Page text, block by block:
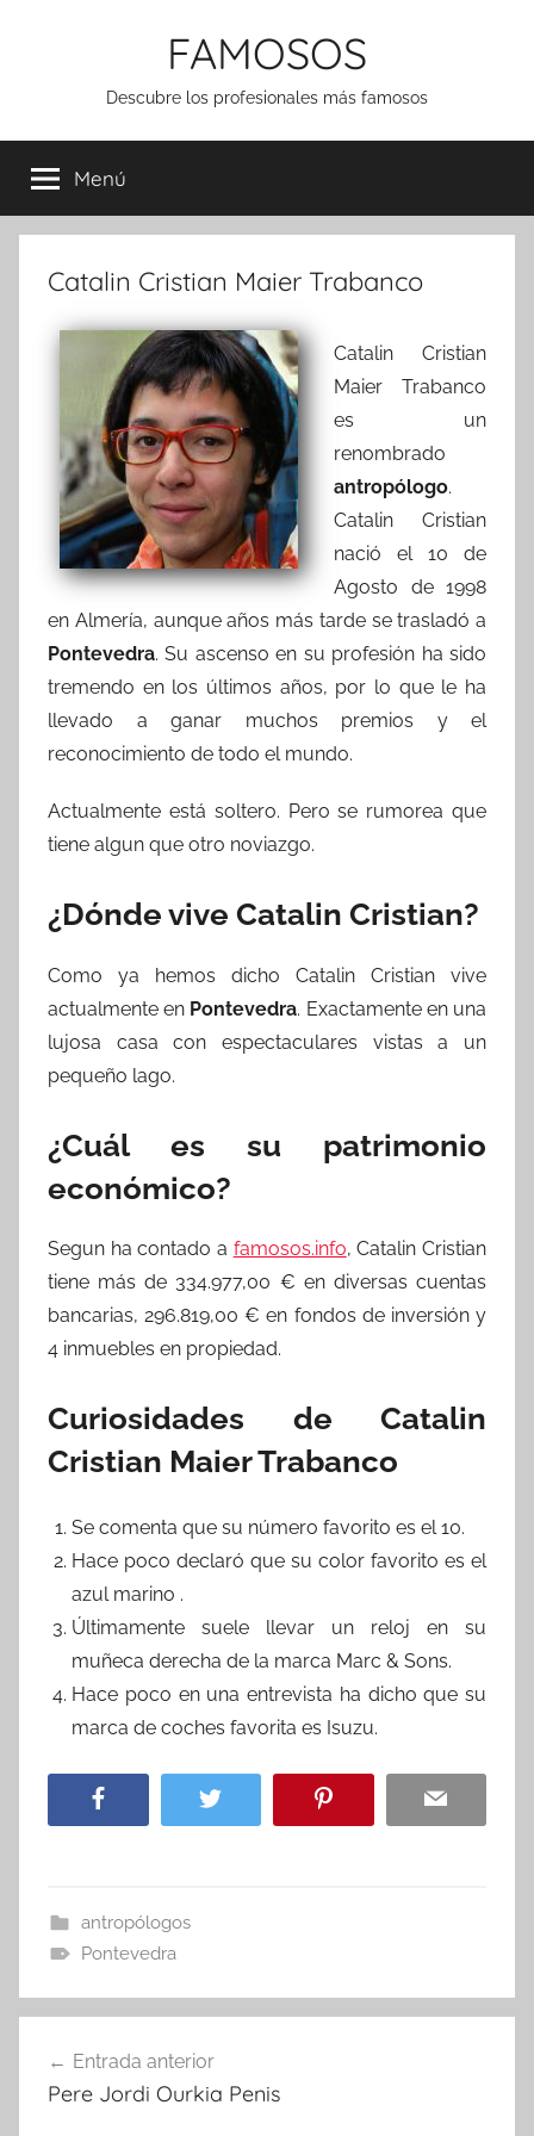
FAMOSOS
Descubre los profesionales más famosos
Menú
Catalin Cristian Maier Trabanco
Catalin Cristian
Maier Trabanco
es un
renombrado
antropólogo.
Catalin Cristian
nació el 10 de
Agosto de 1998
en Almería, aunque años más tarde se trasladó a
Pontevedra. Su ascenso en su profesión ha sido
tremendo en los últimos años, por lo que le ha
llevado a ganar muchos premios y el
reconocimiento de todo el mundo.
Actualmente está soltero. Pero se rumorea que
tiene algun que otro noviazgo.
¿Dónde vive Catalin Cristian?
Como ya hemos dicho Catalin Cristian vive
actualmente en Pontevedra. Exactamente en una
lujosa casa con espectaculares vistas a un
pequeño lago.
¿Cuál es su patrimonio
económico?
Segun ha contado a famosos.info, Catalin Cristian
tiene más de 334.977,00 € en diversas cuentas
bancarias, 296.819,00 € en fondos de inversión y
4 inmuebles en propiedad.
Curiosidades de Catalin
Cristian Maier Trabanco
Se comenta que su número favorito es el 10.
Hace poco declaró que su color favorito es el
azul marino .
Últimamente suele llevar un reloj en su
muñeca derecha de la marca Marc & Sons.
Hace poco en una entrevista ha dicho que su
marca de coches favorita es Isuzu.
antropólogos
Pontevedra
de
Entrada anterior
Pere Jordi Ourkia Penis